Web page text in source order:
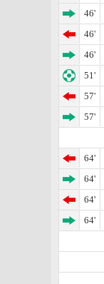
46'
46'
46'
51'
57'
57'
64'
64'
64'
64'